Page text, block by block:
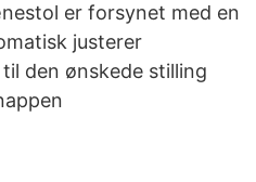
er forsynet med en
justerer
den ønskede stilling